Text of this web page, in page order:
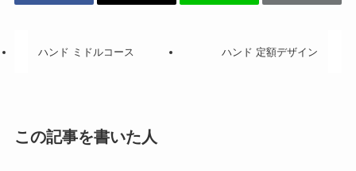
ハンド ミドルコース ハンド 定額デザイン
この記事を書いた人